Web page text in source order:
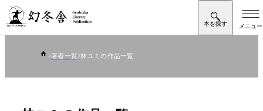
著者一覧 林ユミの作品一覧